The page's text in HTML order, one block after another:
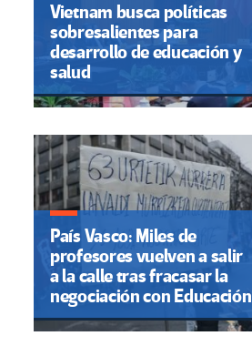
Vietnam busca políticas
sobresalientes para
desarrollo de educación y
salud
País Vasco: Miles de
profesores vuelven a salir
a la calle tras fracasar la
negociación con Educación